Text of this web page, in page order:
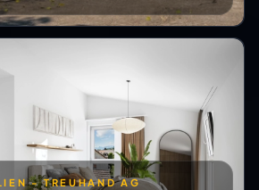
- TREUHAND AG